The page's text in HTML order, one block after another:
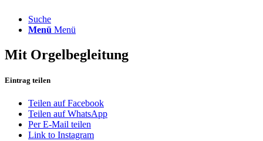
Suche
Menü Menü
Mit Orgelbegleitung
Eintrag teilen
Teilen auf Facebook
Teilen auf WhatsApp
Per E-Mail teilen
Link to Instagram